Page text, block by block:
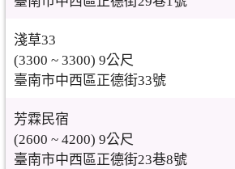
淺草33
(3300 ~ 3300) 9公尺
臺南市中西區正德街33號
芳霖民宿
(2600 ~ 4200) 9公尺
臺南市中西區正德街23巷8號